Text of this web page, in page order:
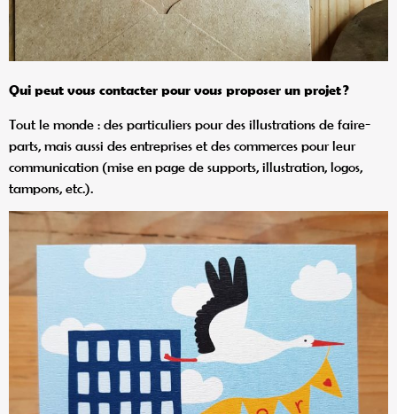
Qui peut vous contacter pour vous proposer un projet?
Tout le monde : des particuliers pour des illustrations de faire-
parts, mais aussi des entreprises et des commerces pour leur
communication (mise en page de supports, illustration, logos,
tampons, etc.).